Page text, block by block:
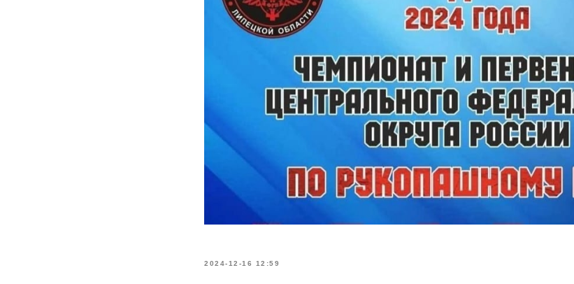
2024-12-16 12:59